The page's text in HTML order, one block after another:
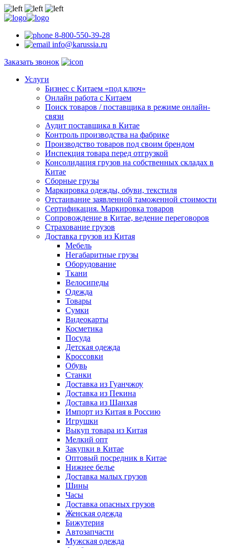
8-800-550-39-28
info@karussia.ru
Заказать звонок
Услуги
Бизнес с Китаем «под ключ»
Онлайн работа с Китаем
Поиск товаров / поставщика в режиме онлайн-
связи
Аудит поставщика в Китае
Контроль производства на фабрике
Производство товаров под своим брендом
Инспекция товара перед отгрузкой
Консолидация грузов на собственных складах в
Китае
Сборные грузы
Маркировка одежды, обуви, текстиля
Отстаивание заявленной таможенной стоимости
Сертификация. Маркировка товаров
Сопровождение в Китае, ведение переговоров
Страхование грузов
Доставка грузов из Китая
Мебель
Негабаритные грузы
Оборудование
Ткани
Велосипеды
Одежда
Товары
Сумки
Видеокарты
Косметика
Посуда
Детская одежда
Кроссовки
Обувь
Станки
Доставка из Гуанчжоу
Доставка из Пекина
Доставка из Шанхая
Импорт из Китая в Россию
Игрушки
Выкуп товара из Китая
Мелкий опт
Закупки в Китае
Оптовый посредник в Китае
Нижнее белье
Доставка малых грузов
Шины
Часы
Доставка опасных грузов
Женская одежда
Бижутерия
Автозапчасти
Мужская одежда